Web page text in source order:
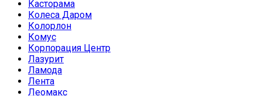
Касторама
Колеса Даром
Колорлон
Комус
Корпорация Центр
Лазурит
Ламода
Лента
Леомакс